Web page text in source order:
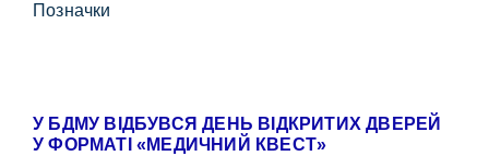
Позначки
У БДМУ ВІДБУВСЯ ДЕНЬ ВІДКРИТИХ ДВЕРЕЙ
У ФОРМАТІ «МЕДИЧНИЙ КВЕСТ»